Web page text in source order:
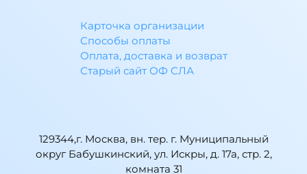
Карточка организации
Способы оплаты
Оплата, доставка и возврат
Старый сайт ОФ СЛА
129344,г. Москва, вн. тер. г. Муниципальный
округ Бабушкинский, ул. Искры, д. 17а, стр. 2,
комната 31